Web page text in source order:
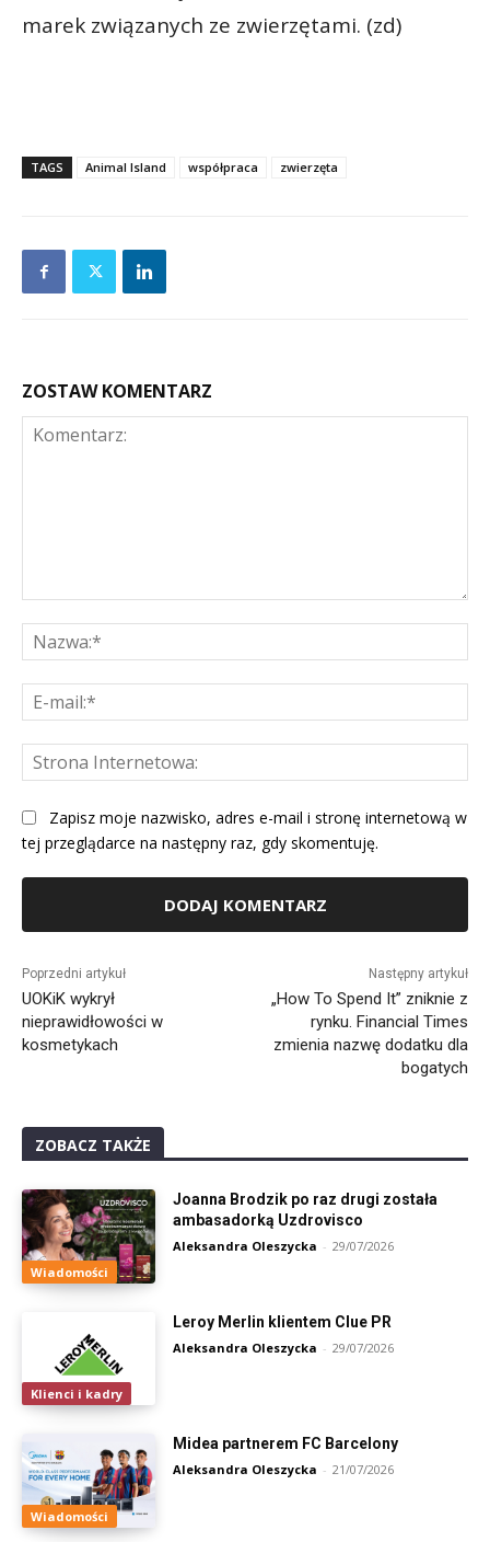
marek związanych ze zwierzętami. (zd)
TAGS Animal Island współpraca zwierzęta
ZOSTAW KOMENTARZ
Zapisz moje nazwisko, adres e-mail i stronę internetową w
tej przeglądarce na następny raz, gdy skomentuję.
Poprzedni artykuł
UOKiK wykrył
nieprawidłowości w
kosmetykach
Następny artykuł
„How To Spend It” zniknie z
rynku. Financial Times
zmienia nazwę dodatku dla
bogatych
ZOBACZ TAKŻE
Wiadomości
Joanna Brodzik po raz drugi została
ambasadorką Uzdrovisco
Aleksandra Oleszycka - 29/07/2026
Klienci i kadry
Leroy Merlin klientem Clue PR
Aleksandra Oleszycka - 29/07/2026
Wiadomości
Midea partnerem FC Barcelony
Aleksandra Oleszycka - 21/07/2026